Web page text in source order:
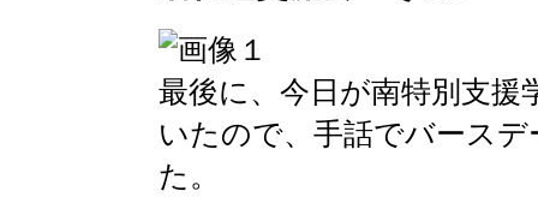
最後に、今日が南特別支援
いたので、手話でバース
た。